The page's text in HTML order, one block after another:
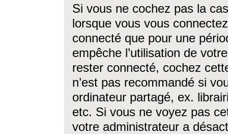
Si vous ne cochez pas la
lorsque vous vous
connecté que pour une
empêche l’utilisation de
rester connecté, cochez
n’est pas recommandé si
ordinateur partagé, ex.
etc. Si vous ne voyez pas
votre administrateur a